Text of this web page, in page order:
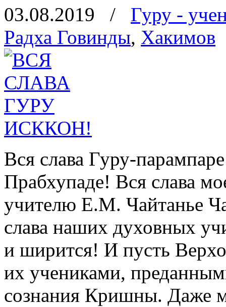
03.08.2019 /
Гуру -
Радха Говинды, Хакимов
Вся слава Гуру-
Прабхупаде! Вся слава
учителю Е.М. Чайтанье
слава наших духовных
и ширится! И пусть
их учениками,
сознания Кришны. Даже